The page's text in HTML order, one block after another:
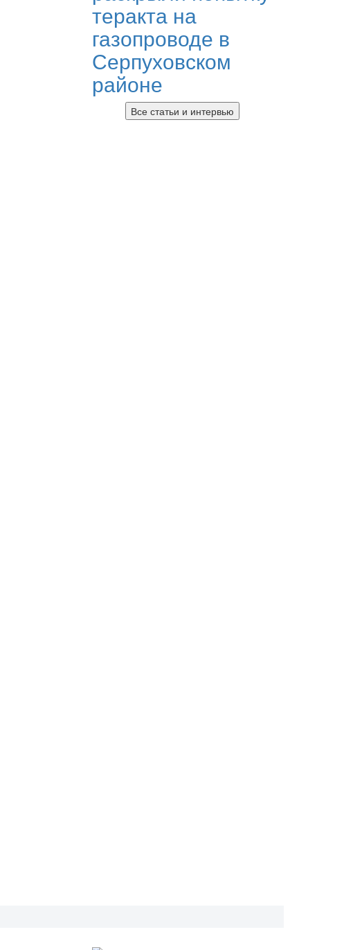
теракта на
газопроводе в
Серпуховском
районе
Все статьи и интервью